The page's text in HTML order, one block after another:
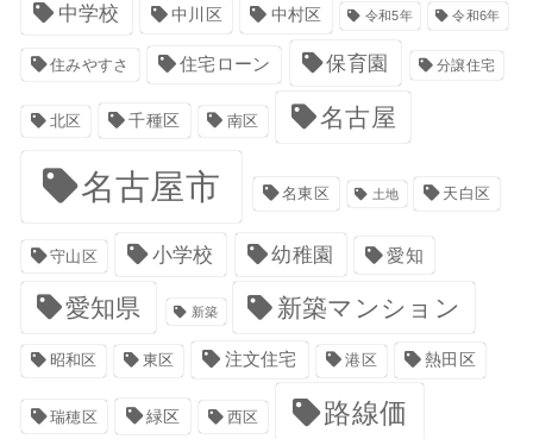
中学校 中川区 中村区 令和5年 令和6年
住みやすさ 住宅ローン 保育園 分譲住宅
北区 千種区 南区 名古屋
名古屋市 名東区 土地 天白区
守山区 小学校 幼稚園 愛知
愛知県 新築 新築マンション
昭和区 東区 注文住宅 港区 熱田区
瑞穂区 緑区 西区 路線価